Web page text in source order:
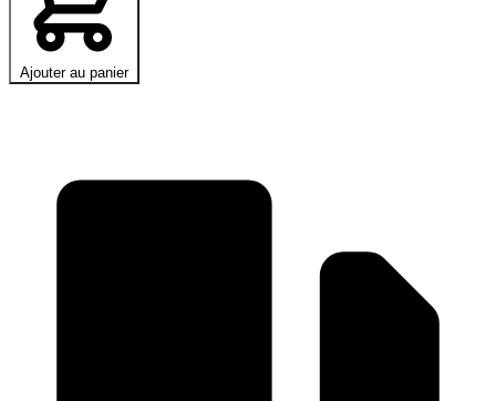
Ajouter au panier